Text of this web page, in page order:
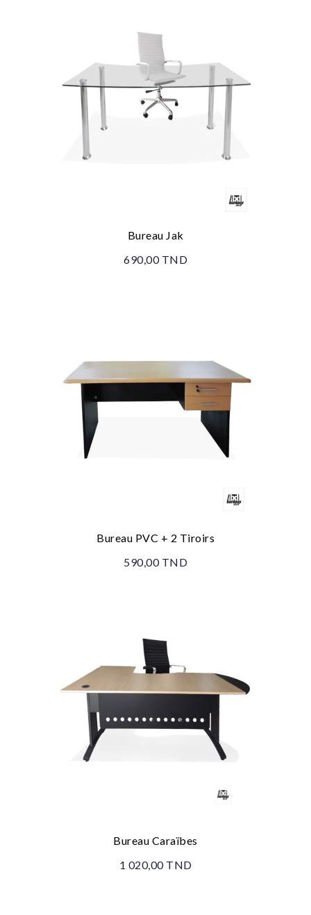
Bureau Jak
690,00 TND
Bureau PVC + 2 Tiroirs
590,00 TND
Bureau Caraïbes
1 020,00 TND